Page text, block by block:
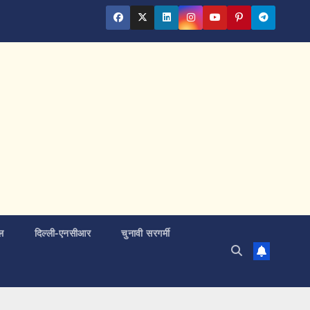
दिल्ली-एनसीआर चुनावी सरगर्मी